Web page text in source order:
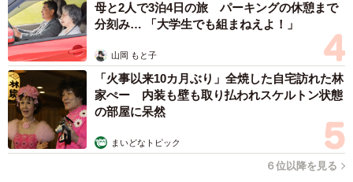
3/5
おとなしく人懐っこいじぇいたろうくん（画像提供：じぇいたろうさ
ん）
飼い主さんによると、ふだんのじぇいたろうくんはおとな
しく、人懐っこい子だそう。ただ、“飽きっぽい”ところもあ
るといいます。
母と2人で3泊4日の旅 パーキングの休憩まで
分刻み… 「大学生でも組まねえよ！」
山岡 もと子
「火事以来10カ月ぶり」全焼した自宅訪れた林
家ぺー 内装も壁も取り払われスケルトン状態
の部屋に呆然
まいどなトピック
６位以降を見る